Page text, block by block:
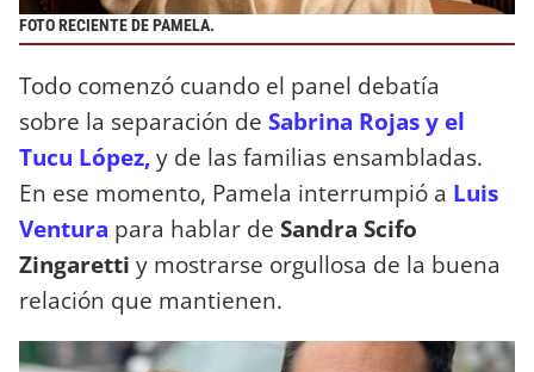
FOTO RECIENTE DE PAMELA.
Todo comenzó cuando el panel debatía
sobre la separación de Sabrina Rojas y el
Tucu López,y de las familias ensambladas.
En ese momento, Pamela interrumpió a Luis
Ventura para hablar de Sandra Scifo
Zingaretti y mostrarse orgullosa de la buena
relación que mantienen.